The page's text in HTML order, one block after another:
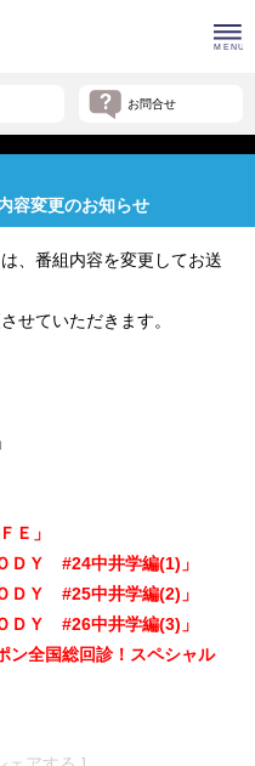
お問合せ
容変更のお知らせ
、番組内容を変更してお送
せていただきます。
Ｅ」
ＤＹ #24中井学編(1)」
ＤＹ #25中井学編(2)」
ＤＹ #26中井学編(3)」
全国総回診！スペシャル